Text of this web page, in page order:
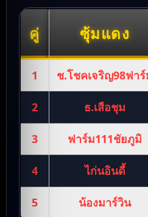
คู่ ซุ้มแดง
1 ช.โชคเจริญ98ฟา
2 ธ.เสือชุม
3 ฟาร์ม111ชัยภูมิ
4 ไก่นอินดี้
5 น้องมาร์วิน